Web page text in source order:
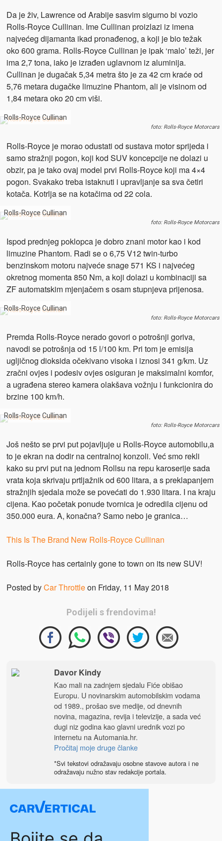
Da je živ, Lawrence od Arabije sasvim sigurno bi vozio
Rolls-Royce Cullinan. Ime Cullinan proizlazi iz imena
najvećeg dijamanta ikad pronađenog, a koji je bio težak
oko 600 grama. Rolls-Royce Cullinan je ipak ‘malo’ teži, jer
ima 2,7 tona, iako je izrađen uglavnom iz aluminija.
Cullinan je dugačak 5,34 metra što je za 42 cm kraće od
5,76 metara dugačke limuzine Phantom, ali je visinom od
1,84 metara oko 20 cm viši.
Rolls-Royce Cullinan
foto: Rolls-Royce Motorcars
Rolls-Royce je morao odustati od sustava motor sprijeda i
samo stražnji pogon, koji kod SUV koncepcije ne dolazi u
obzir, pa je tako ovaj model prvi Rolls-Royce koji ma 4×4
pogon. Svakako treba istaknuti i upravljanje sa sva četiri
kotača. Kotrlja se na kotačima od 22 cola.
Rolls-Royce Cullinan
foto: Rolls-Royce Motorcars
Ispod prednjeg poklopca je dobro znani motor kao i kod
limuzine Phantom. Radi se o 6,75 V12 twin-turbo
benzinskom motoru najveće snage 571 KS i najvećeg
okretnog momenta 850 Nm, a koji dolazi u kombinaciji sa
ZF automatskim mjenjačem s osam stupnjeva prijenosa.
Rolls-Royce Cullinan
foto: Rolls-Royce Motorcars
Premda Rolls-Royce nerado govori o potrošnji goriva,
navodi se potrošnja od 15 l/100 km. Pri tom je emisija
ugljičnog dioksida očekivano visoka i iznosi 341 g/km. Uz
zračni ovjes i podesiv ovjes osiguran je maksimalni komfor,
a ugrađena stereo kamera olakšava vožnju i funkcionira do
brzine 100 km/h.
Rolls-Royce Cullinan
foto: Rolls-Royce Motorcars
Još nešto se prvi put pojavljuje u Rolls-Royce automobilu,a
to je ekran na dodir na centralnoj konzoli. Već smo rekli
kako su prvi put na jednom Rollsu na repu karoserije sada
vrata koja skrivaju prtljažnik od 600 litara, a s preklapanjem
stražnjih sjedala može se povećati do 1.930 litara. I na kraju
cijena. Kao početak ponude tvornica je odredila cijenu od
350.000 eura. A, konačna? Samo nebo je granica…
This Is The Brand New Rolls-Royce Cullinan
Rolls-Royce has certainly gone to town on its new SUV!
Posted byCar Throttleon Friday, 11 May 2018
Podijeli s frendovima!
Davor Kindy
Kao mali na zadnjem sjedalu Fiće obišao
Europu. U novinarskim automobilskim vodama
od 1989., prošao sve medije, od dnevnih
novina, magazina, revija i televizije, a sada već
dugi niz godina kao glavni urednik vozi po
internetu naAutomania.hr.
Pročitaj moje druge članke
*Svi tekstovi odražavaju osobne stavove autora i ne
odražavaju nužno stav redakcije portala.